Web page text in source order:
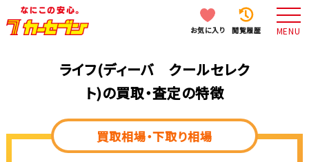
お気に入り 閲覧履歴 MENU
ライフ(ディーバ クールセレク
ト)の買取・査定の特徴
買取相場・下取り相場